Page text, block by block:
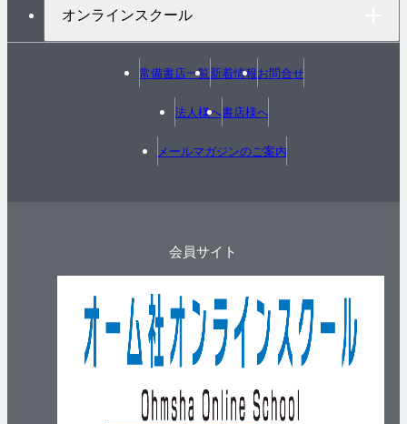
オンラインスクール
常備書店一覧新着情報お問合せ
法人様へ書店様へ
メールマガジンのご案内
会員サイト